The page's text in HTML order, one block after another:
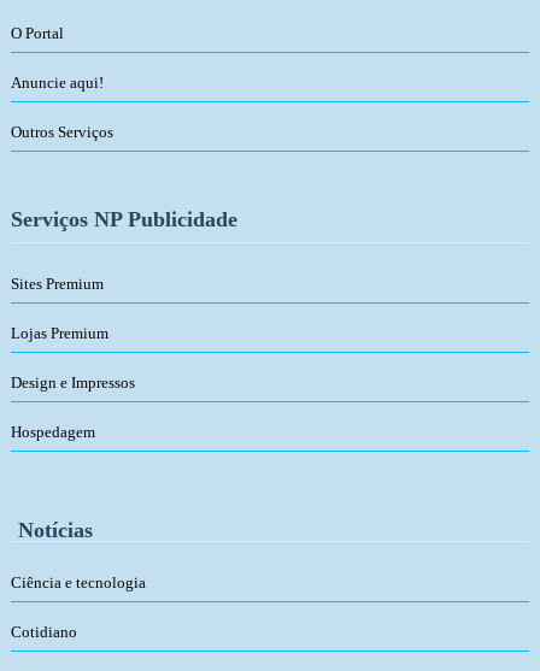
O Portal
Anuncie aqui!
Outros Serviços
Serviços NP Publicidade
Sites Premium
Lojas Premium
Design e Impressos
Hospedagem
Notícias
Ciência e tecnologia
Cotidiano